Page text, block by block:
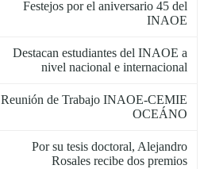
Festejos por el aniversario 45 del
INAOE
Destacan estudiantes del INAOE a
nivel nacional e internacional
Reunión de Trabajo INAOE-CEMIE
OCEÁNO
Por su tesis doctoral, Alejandro
Rosales recibe dos premios